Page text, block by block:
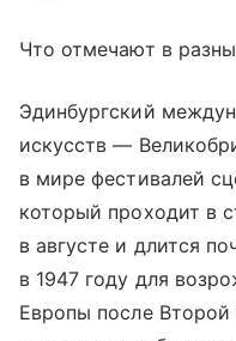
Что отмечают в
Эдинбургский
искусств —
в мире фестивалей
который проходит в
в августе и длится
в 1947 году для
Европы после